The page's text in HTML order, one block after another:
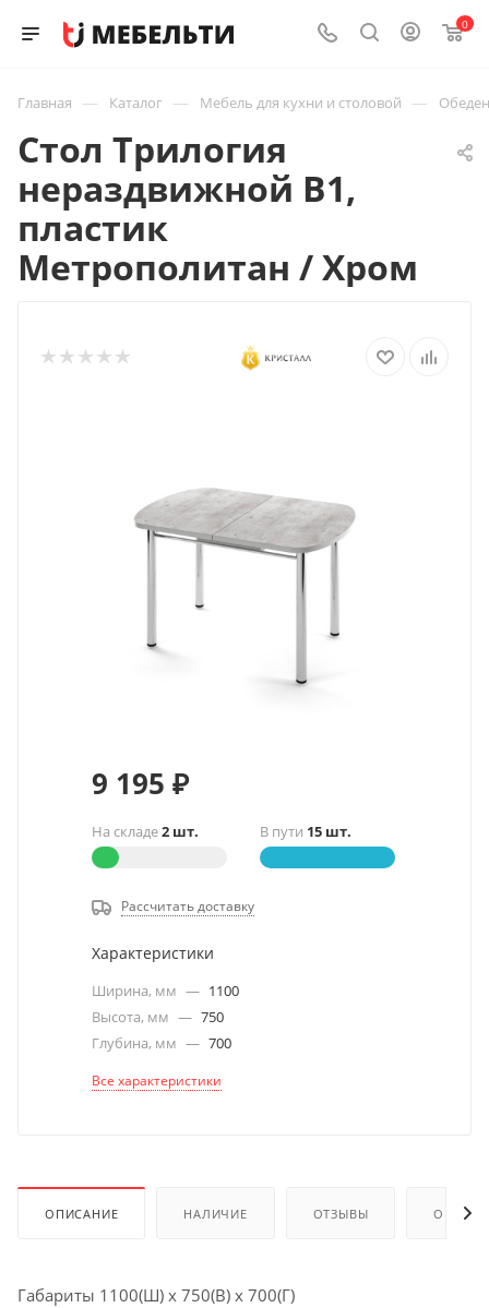
0
Главная — Каталог — Мебель для кухни и столовой —
Стол Трилогия
нераздвижной В1,
пластик
Метрополитан / Хром
9 195 ₽
На складе2 шт. В пути 15 шт.
Рассчитать доставку
Характеристики
Ширина, мм — 1100
Высота, мм — 750
Глубина, мм — 700
Все характеристики
ОПИСАНИЕ НАЛИЧИЕ ОТЗЫВЫ ОПЛАТА
Габариты 1100(Ш) х 750(В) х 700(Г)